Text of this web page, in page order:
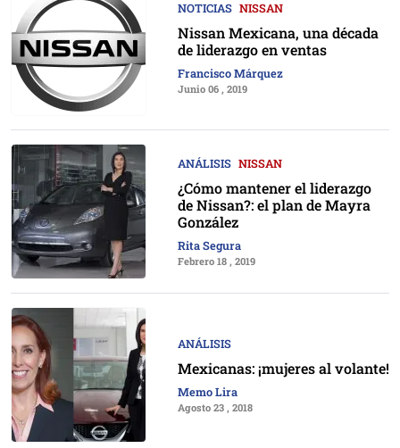
NOTICIAS NISSAN
Nissan Mexicana, una década
de liderazgo en ventas
Francisco Márquez
Junio 06 , 2019
ANÁLISIS NISSAN
¿Cómo mantener el liderazgo
de Nissan?: el plan de Mayra
González
Rita Segura
Febrero 18 , 2019
ANÁLISIS
Mexicanas: ¡mujeres al volante!
Memo Lira
Agosto 23 , 2018